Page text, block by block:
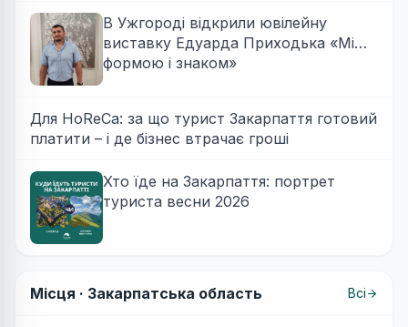
В Ужгороді відкрили ювілейну
виставку Едуарда Приходька «Між
формою і знаком»
Для HoReCa: за що турист Закарпаття готовий
платити – і де бізнес втрачає гроші
Хто їде на Закарпаття: портрет
туриста весни 2026
Місця · Закарпатська область Всі